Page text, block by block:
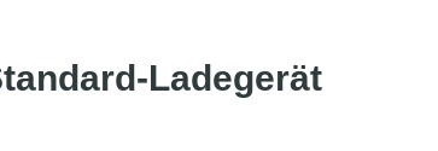
Ladegerät